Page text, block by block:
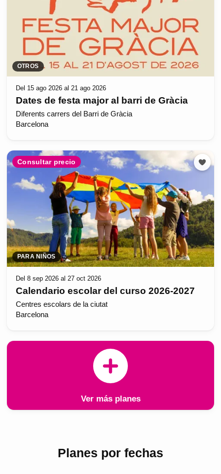
OTROS
Del 15 ago 2026 al 21 ago 2026
Dates de festa major al barri de Gràcia
Diferents carrers del Barri de Gràcia
Barcelona
Consultar precio
PARA NIÑOS
Del 8 sep 2026 al 27 oct 2026
Calendario escolar del curso 2026-2027
Centres escolars de la ciutat
Barcelona
Ver más planes
Planes por fechas